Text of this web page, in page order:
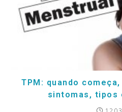
TPM: quando
sintomas, tipos